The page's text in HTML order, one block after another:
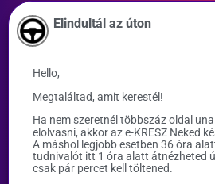
Elindultál az úton
Hello,
Megtaláltad, amit kerestél!
Ha nem szeretnél többszáz oldal
elolvasni, akkor az e-KRESZ Neked
A máshol legjobb esetben 36 óra
tudnivalót itt 1 óra alatt átnézheted
csak pár percet kell töltened.